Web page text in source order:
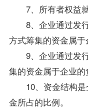
7、所有者权益就
8、企业通过发行
方式筹集的资金属于
9、企业通过发行
集的资金属于企业的
10、资金结构是
金所占的比例。